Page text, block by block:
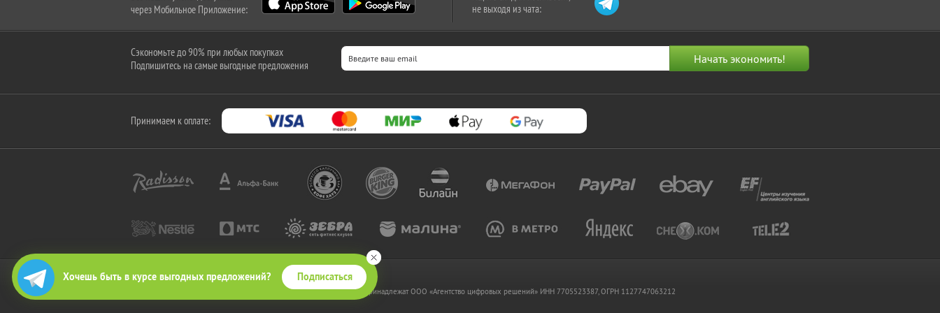
Хочешь быть в курсе выгодных предложений? Подписаться
через Мобильное Приложение:
не выходя из чата:
Сэкономьте до 90% при любых покупках
Подпишитесь на самые выгодные предложения
Принимаем к оплате:
2010-2026 © КупиКупон. Все права защищены.
Все права на товарный знак "КупиКупон" и на сайт www.kupikupon.ru принадлежат OOO «Агентство цифровых решений» ИНН 7705523387, ОГРН 1127747063212